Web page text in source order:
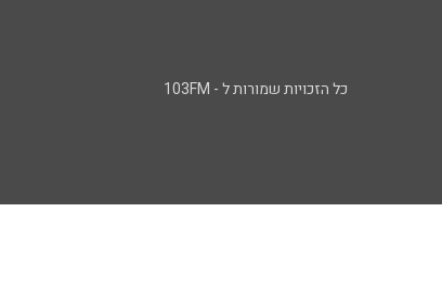
כל הזכויות שמורות ל - 103FM